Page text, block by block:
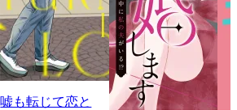
嘘も転じて恋と